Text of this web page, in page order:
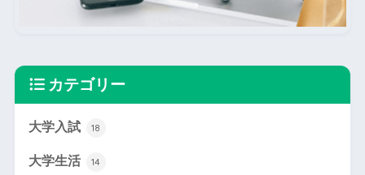
カテゴリー
大学入試 18
大学生活 14